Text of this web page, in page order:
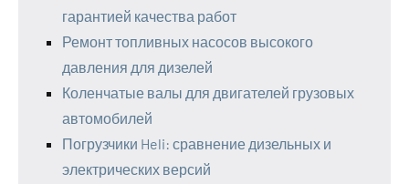
гарантией качества работ
Ремонт топливных насосов высокого
давления для дизелей
Коленчатые валы для двигателей грузовых
автомобилей
Погрузчики Heli: сравнение дизельных и
электрических версий